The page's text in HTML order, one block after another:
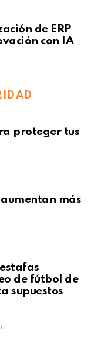
de ERP
con IA
proteger tus
más
de fútbol de
supuestos